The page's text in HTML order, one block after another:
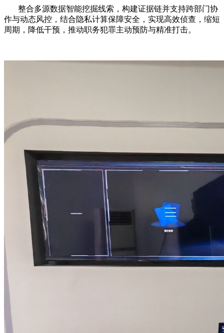
整合多源数据智能挖掘线索，构建证据链并支持跨部门协
作与动态风控，结合隐私计算保障安全，实现高效侦查，缩短
周期，降低干预，推动职务犯罪主动预防与精准打击。